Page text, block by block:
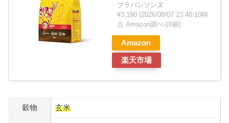
ブラバンソンヌ
¥3,190 (2026/08/07 23:40:10時
点 Amazon調べ-詳細)
Amazon
楽天市場
穀物 玄米